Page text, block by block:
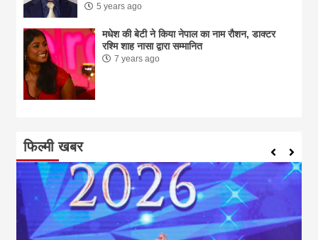
5 years ago
मधेश की बेटी ने किया नेपाल का नाम राैशन, डाक्टर
रश्मि शाह नासा द्वारा सम्मानित
7 years ago
फिल्मी खबर